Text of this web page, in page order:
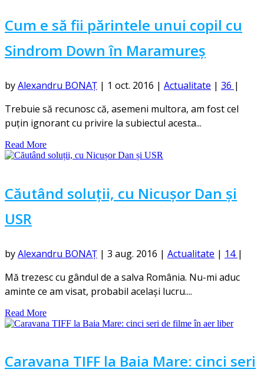
Cum e să fii părintele unui copil cu
Sindrom Down în Maramureș
byAlexandru BONAȚ | 1 oct. 2016 | Actualitate | 36 |
Trebuie să recunosc că, asemeni multora, am fost cel
puțin ignorant cu privire la subiectul acesta...
Read More
Căutând soluții, cu Nicușor Dan și
USR
byAlexandru BONAȚ | 3 aug. 2016 | Actualitate | 14 |
Mă trezesc cu gândul de a salva România. Nu-mi aduc
aminte ce am visat, probabil același lucru....
Read More
Caravana TIFF la Baia Mare: cinci seri